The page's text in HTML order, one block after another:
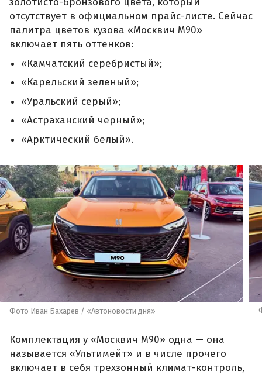
отсутствует в официальном прайс-листе. Сейчас
палитра цветов кузова «Москвич М90»
включает пять оттенков:
«Камчатский серебристый»;
«Карельский зеленый»;
«Уральский серый»;
«Астраханский черный»;
«Арктический белый».
Фото Иван Бахарев / «Автоновости дня»
Комплектация у «Москвич М90» одна — она
называется «Ультимейт» и в числе прочего
включает в себя трехзонный климат-контроль,